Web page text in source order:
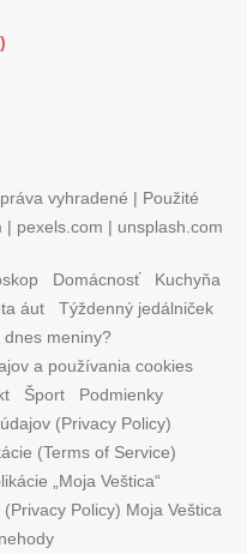
vyhradené | Použité
pexels.com | unsplash.com
Domácnosť
Kuchyňa
áut
Týždenný jedálniček
dnes meniny?
a používania cookies
Šport
Podmienky
(Privacy Policy)
(Terms of Service)
„Moja Veštica“
Policy) Moja Veštica